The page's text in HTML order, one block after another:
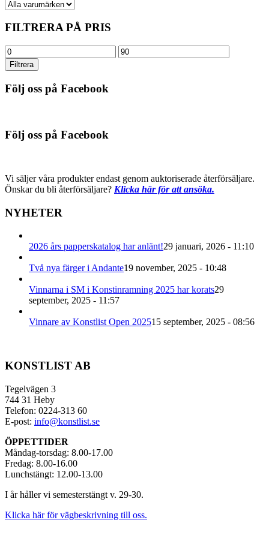
FILTRERA PÅ PRIS
Min
pris
Max
pris
Filtrera
Följ oss på Facebook
Följ oss på Facebook
Vi säljer våra produkter endast genom auktoriserade återförsäljare.
Önskar du bli återförsäljare? Klicka här för att ansöka.
NYHETER
2026 års papperskatalog har anlänt!29 januari, 2026 - 11:10
Två nya färger i Andante19 november, 2025 - 10:48
Vinnarna i SM i Konstinramning 2025 har korats29
september, 2025 - 11:57
Vinnare av Konstlist Open 202515 september, 2025 - 08:56
KONSTLIST AB
Tegelvägen 3
744 31 Heby
Telefon: 0224-313 60
E-post: info@konstlist.se
ÖPPETTIDER
Måndag-torsdag: 8.00-17.00
Fredag: 8.00-16.00
Lunchstängt: 12.00-13.00
I år håller vi semesterstängt v. 29-30.
Klicka här för vägbeskrivning till oss.